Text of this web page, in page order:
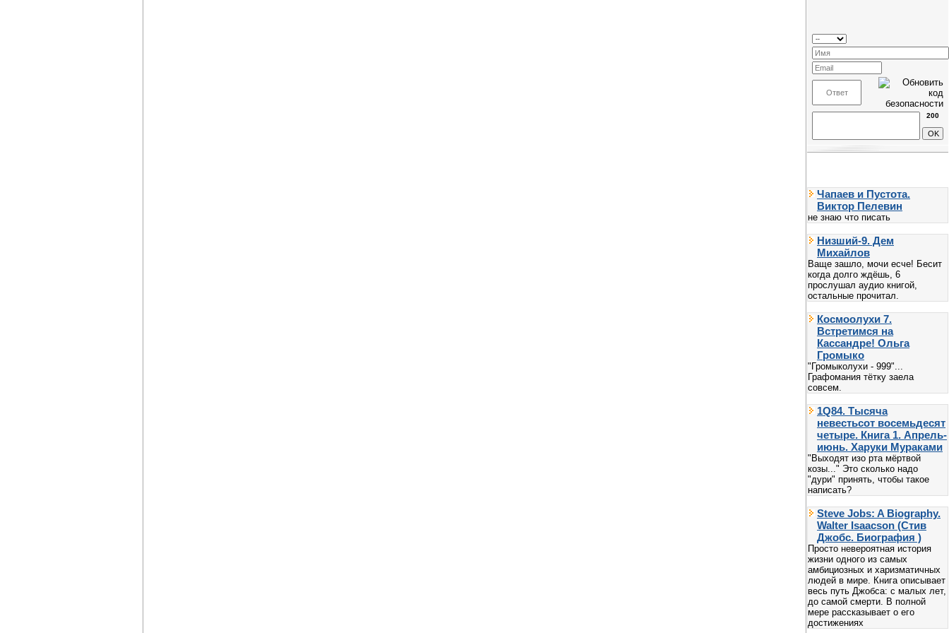
200
Чапаев и Пустота.
Виктор Пелевин
не знаю что писать
Низший-9. Дем
Михайлов
Ваще зашло, мочи есче! Бесит
когда долго ждёшь, 6
прослушал аудио книгой,
остальные прочитал.
Космоолухи 7.
Встретимся на
Кассандре! Ольга
Громыко
"Громыколухи - 999"...
Графомания тётку заела
совсем.
1Q84. Тысяча
невестьсот восемьдесят
четыре. Книга 1. Апрель-
июнь. Харуки Мураками
"Выходят изо рта мёртвой
козы..." Это сколько надо
"дури" принять, чтобы такое
написать?
Steve Jobs: A Biography.
Walter Isaacson (Стив
Джобс. Биография )
Просто невероятная история
жизни одного из самых
амбициозных и харизматичных
людей в мире. Книга описывает
весь путь Джобса: с малых лет,
до самой смерти. В полной
мере рассказывает о его
достижениях